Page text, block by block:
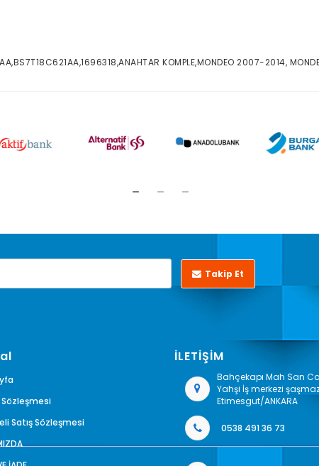
KOMPLE,MONDEO 2007-2014,
Takip Et
Satış Sözleşmesi
İLETİŞİM
Bahçekapı Mah San
Yahşi İş merkezi
Etimesgut/ANKARA
0538 491 36 73